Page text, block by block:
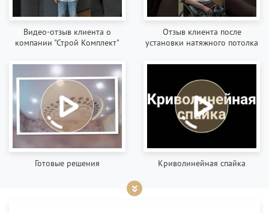
Видео-отзыв клиента о
компании "Строй Комплект"
Отзыв клиента после
установки натяжного потолка
Готовые решения Криволинейная спайка